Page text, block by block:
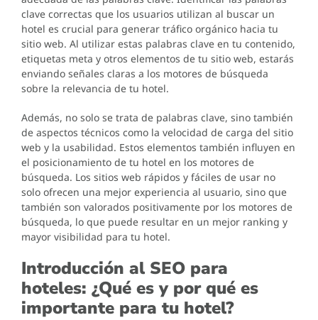
clave correctas que los usuarios utilizan al buscar un
hotel es crucial para generar tráfico orgánico hacia tu
sitio web. Al utilizar estas palabras clave en tu contenido,
etiquetas meta y otros elementos de tu sitio web, estarás
enviando señales claras a los motores de búsqueda
sobre la relevancia de tu hotel.
Además, no solo se trata de palabras clave, sino también
de aspectos técnicos como la velocidad de carga del sitio
web y la usabilidad. Estos elementos también influyen en
el posicionamiento de tu hotel en los motores de
búsqueda. Los sitios web rápidos y fáciles de usar no
solo ofrecen una mejor experiencia al usuario, sino que
también son valorados positivamente por los motores de
búsqueda, lo que puede resultar en un mejor ranking y
mayor visibilidad para tu hotel.
Introducción al SEO para
hoteles: ¿Qué es y por qué es
importante para tu hotel?